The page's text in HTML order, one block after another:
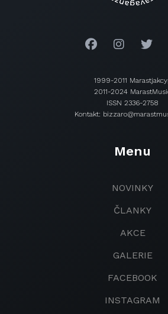
1999-2011
2011-2024
ISSN 2336-2758
Kontakt:
Menu
NOVINKY
ČLANKY
AKCE
GALERIE
FACEBOOK
INSTAGRAM